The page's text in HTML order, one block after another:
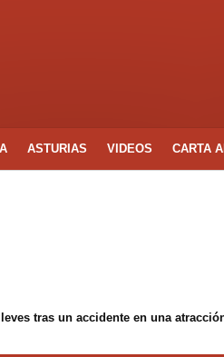
ASTURIAS VIDEOS CARTA
tras un accidente en una atracción